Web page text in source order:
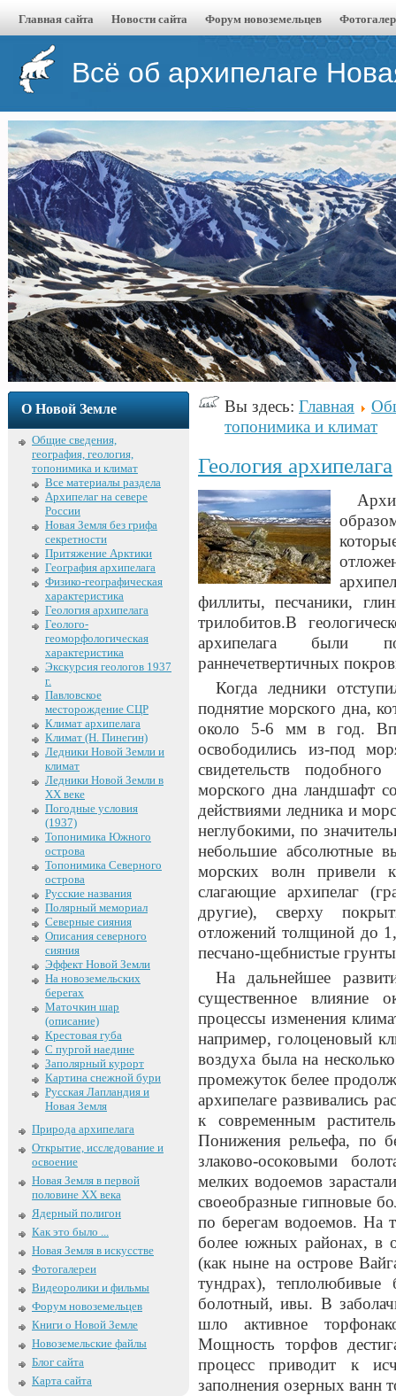
Главная сайта Новости сайта Форум новоземельцев
Всё об архипелаге
О Новой Земле
Общие сведения,
география, геология,
топонимика и климат
Все материалы раздела
Архипелаг на севере
России
Новая Земля без грифа
секретности
Притяжение Арктики
География архипелага
Физико-географическая
характеристика
Геология архипелага
Геолого-
геоморфологическая
характеристика
Экскурсия геологов 1937
г.
Павловское
месторождение СЦР
Климат архипелага
Климат (Н. Пинегин)
Ледники Новой Земли и
климат
Ледники Новой Земли в
XX веке
Погодные условия
(1937)
Топонимика Южного
острова
Топонимика Северного
острова
Русские названия
Полярный мемориал
Северные сияния
Описания северного
сияния
Эффект Новой Земли
На новоземельских
берегах
Маточкин шар
(описание)
Крестовая губа
С пургой наедине
Заполярный курорт
Картина снежной бури
Русская Лапландия и
Новая Земля
Природа архипелага
Открытие, исследование и
освоение
Новая Земля в первой
половине XX века
Ядерный полигон
Как это было ...
Новая Земля в искусстве
Фотогалереи
Видеоролики и фильмы
Форум новоземельцев
Книги о Новой Земле
Новоземельские файлы
Блог сайта
Карта сайта
Вы здесь: Главная
топонимика и климат
Геология архипелага
филлиты, песчаники,
трилобитов.В
архипелага были
раннечетвертичных
Когда ледники
поднятие морского дна,
около 5-6 мм в год.
освободились из-под
свидетельств
морского дна ландшафт
действиями ледника и
неглубокими, по
небольшие абсолютные
морских волн привели
слагающие архипелаг
другие), сверху
отложений толщиной до
песчано-щебнистые
На дальнейшее
существенное влияние
процессы изменения
например, голоценовый
воздуха была на
промежуток белее
архипелаге развивались
к современным
Понижения рельефа, по
злаково-осоковыми
мелких водоемов
своеобразные гипновые
по берегам водоемов. На
более южных районах, в
(как ныне на острове
тундрах), теплолюбивые
болотный, ивы. В
шло активное
Мощность торфов
процесс приводит к
заполнения озерных ванн